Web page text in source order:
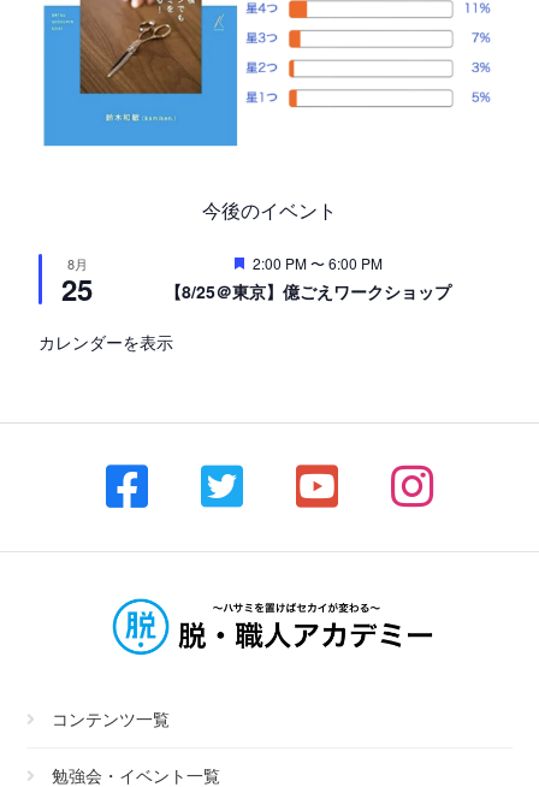
今後のイベント
8月
25
注
目
2:00 PM〜6:00 PM
【8/25＠東京】億ごえワークショップ
カレンダーを表示
コンテンツ一覧
勉強会・イベント一覧